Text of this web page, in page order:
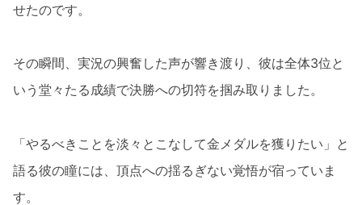
せたのです。
その瞬間、実況の興奮した声が響き渡り、彼は全体3位と
いう堂々たる成績で決勝への切符を掴み取りました。
「やるべきことを淡々とこなして金メダルを獲りたい」と
語る彼の瞳には、頂点への揺るぎない覚悟が宿っていま
す。